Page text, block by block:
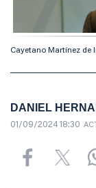
Cayetano Martínez de
DANIEL
01/09/2024 18:30